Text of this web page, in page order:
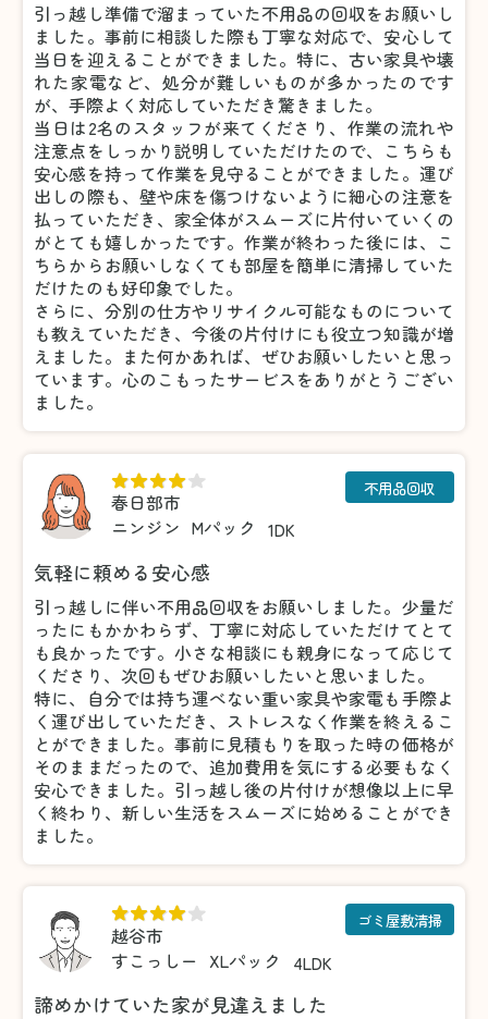
引っ越し準備で溜まっていた不用品の回収をお願いし
ました。事前に相談した際も丁寧な対応で、安心して
当日を迎えることができました。特に、古い家具や壊
れた家電など、処分が難しいものが多かったのです
が、手際よく対応していただき驚きました。
当日は2名のスタッフが来てくださり、作業の流れや
注意点をしっかり説明していただけたので、こちらも
安心感を持って作業を見守ることができました。運び
出しの際も、壁や床を傷つけないように細心の注意を
払っていただき、家全体がスムーズに片付いていくの
がとても嬉しかったです。作業が終わった後には、こ
ちらからお願いしなくても部屋を簡単に清掃していた
だけたのも好印象でした。
さらに、分別の仕方やリサイクル可能なものについて
も教えていただき、今後の片付けにも役立つ知識が増
えました。また何かあれば、ぜひお願いしたいと思っ
ています。心のこもったサービスをありがとうござい
ました。
春日部市
ニンジン Mパック 1DK
不用品回収
気軽に頼める安心感
引っ越しに伴い不用品回収をお願いしました。少量だ
ったにもかかわらず、丁寧に対応していただけてとて
も良かったです。小さな相談にも親身になって応じて
くださり、次回もぜひお願いしたいと思いました。
特に、自分では持ち運べない重い家具や家電も手際よ
く運び出していただき、ストレスなく作業を終えるこ
とができました。事前に見積もりを取った時の価格が
そのままだったので、追加費用を気にする必要もなく
安心できました。引っ越し後の片付けが想像以上に早
く終わり、新しい生活をスムーズに始めることができ
ました。
越谷市
すこっしー
XLパック 4LDK
ゴミ屋敷清掃
諦めかけていた家が見違えました